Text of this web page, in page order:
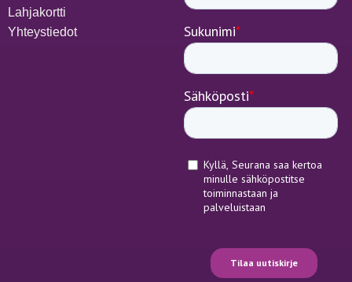
Lahjakortti
Yhteystiedot